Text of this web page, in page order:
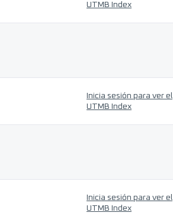
UTMB Index
Inicia sesión para ver el
UTMB Index
Inicia sesión para ver el
UTMB Index